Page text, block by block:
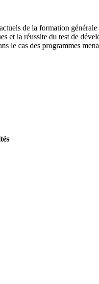
de la formation
et la réussite du test de
le cas des programmes